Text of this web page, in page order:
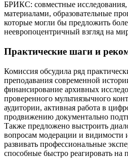
БРИКС: совместные
материалами, образовательные
которые могли бы предложить
неевропоцентричный взгляд на
Практические шаги и
Комиссия обсудила ряд
преподавания современной
финансирование архивных
проверенного мультиязычного
аудитории, активная работа в
продвижению документально
Также предложено выстроить
вопросам модерации и видимости
развивать профессиональные
способные быстро реагировать